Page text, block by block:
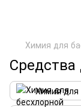
Химия для
Средства
Химия для